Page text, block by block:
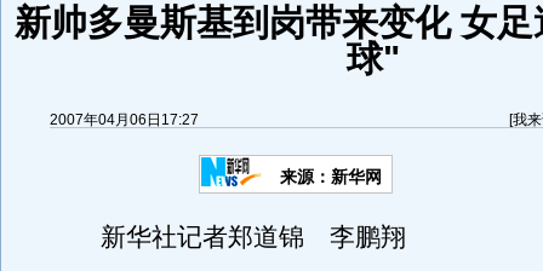
新帅多曼斯基到岗带来变化 女
球"
2007年04月06日17:27 [我
来源：新华网
新华社记者郑道锦 李鹏翔